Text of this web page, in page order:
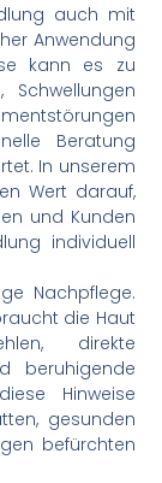
auch mit
Anwendung
kann es zu
Schwellungen
Beratung
In unserem
Wert darauf,
und Kunden
individuell
Nachpflege.
die Haut
direkte
beruhigende
Hinweise
gesunden
befürchten